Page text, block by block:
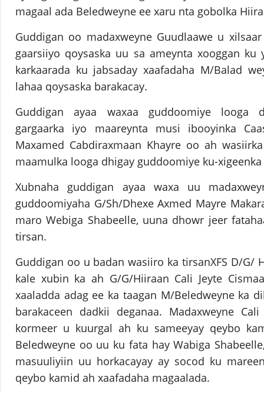
magaal ada Beledweyne ee xaru nta gobolka
Guddigan oo madaxweyne Guudlaawe u
gaarsiiyo qoysaska uu sa ameynta xooggan ku
karkaarada ku jabsaday xaafadaha M/Balad
lahaa qoysaska barakacay.
Guddigan ayaa waxaa guddoomiye looga
gargaarka iyo maareynta musi ibooyinka
Maxamed Cabdiraxmaan Khayre oo ah
maamulka looga dhigay guddoomiye ku-xigeenka
Xubnaha guddigan ayaa waxa uu
guddoomiyaha G/Sh/Dhexe Axmed Mayre
maro Webiga Shabeelle, uuna dhowr jeer
tirsan.
Guddigan oo u badan wasiiro ka tirsanXFS D/G/
kale xubin ka ah G/G/Hiiraan Cali Jeyte
xaaladda adag ee ka taagan M/Beledweyne ka
barakaceen dadkii deganaa. Madaxweyne
kormeer u kuurgal ah ku sameeyay qeybo
Beledweyne oo uu ku fata hay Wabiga
masuuliyiin uu horkacayay ay socod ku
qeybo kamid ah xaafadaha magaalada.